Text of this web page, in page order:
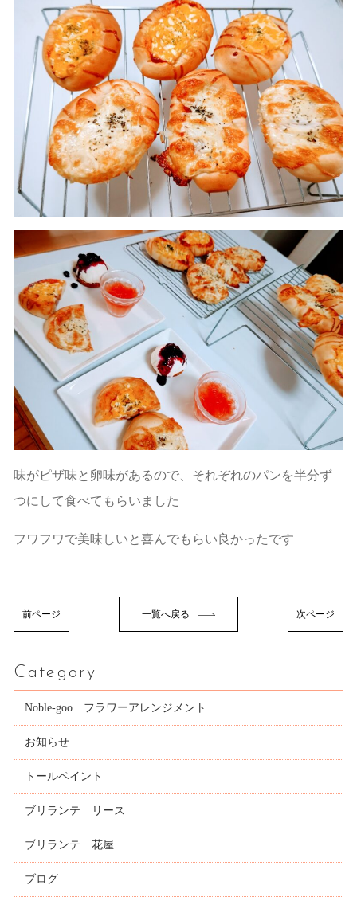
味がピザ味と卵味があるので、それぞれのパンを半分ず
つにして食べてもらいました
フワフワで美味しいと喜んでもらい良かったです
前ページ 一覧へ戻る 次ページ
Category
Noble-goo フラワーアレンジメント
お知らせ
トールペイント
ブリランテ リース
ブリランテ 花屋
ブログ